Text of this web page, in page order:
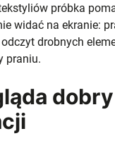
próbka
widać na ekranie:
drobnych
praniu.